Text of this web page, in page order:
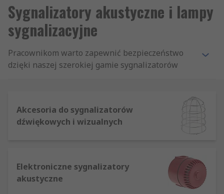
Sygnalizatory akustyczne i lampy
sygnalizacyjne
Pracownikom warto zapewnić bezpieczeństwo
dzięki naszej szerokiej gamie sygnalizatorów
Oferujemy produkty najlepszych marek, do
których zaliczają się Werma, Patlite, Schneider
Typy sygnalizatorów akustycznych i
Akcesoria do sygnalizatorów
dźwiękowych i wizualnych
Elektroniczne sygnalizatory
akustyczne